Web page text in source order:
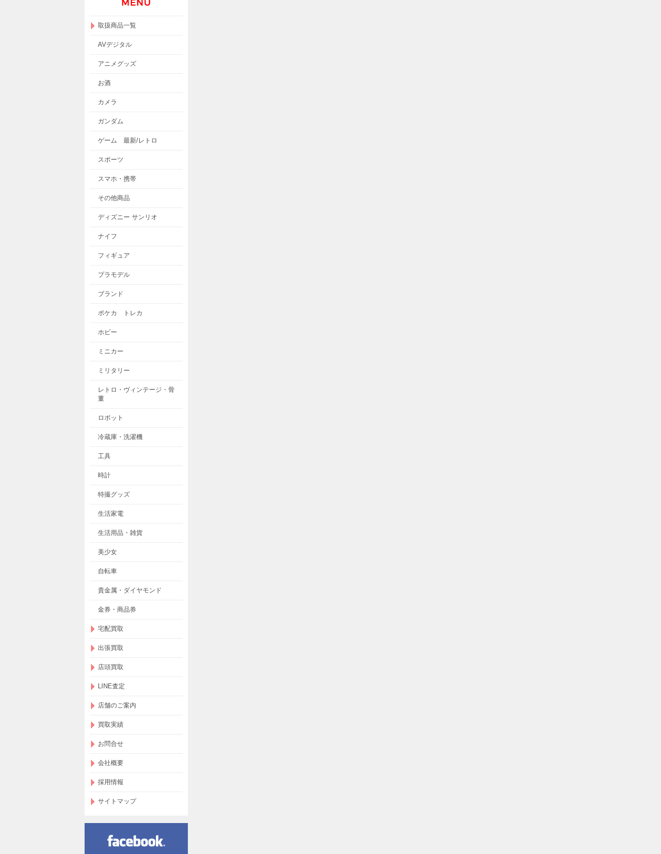
取扱商品一覧
AVデジタル
アニメグッズ
お酒
カメラ
ガンダム
ゲーム 最新/レトロ
スポーツ
スマホ・携帯
その他商品
ディズニー サンリオ
ナイフ
フィギュア
プラモデル
ブランド
ポケカ トレカ
ホビー
ミニカー
ミリタリー
レトロ・ヴィンテージ・骨
董
ロボット
冷蔵庫・洗濯機
工具
時計
特撮グッズ
生活家電
生活用品・雑貨
美少女
自転車
貴金属・ダイヤモンド
金券・商品券
宅配買取
出張買取
店頭買取
LINE査定
店舗のご案内
買取実績
お問合せ
会社概要
採用情報
サイトマップ